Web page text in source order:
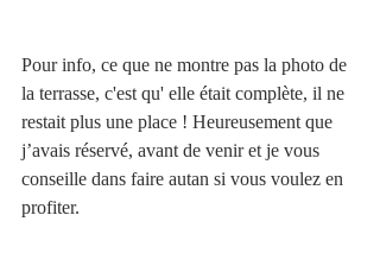
Pour info, ce que ne montre pas la photo de
la terrasse, c'est qu' elle était complète, il ne
restait plus une place ! Heureusement que
j’avais réservé, avant de venir et je vous
conseille dans faire autan si vous voulez en
profiter.